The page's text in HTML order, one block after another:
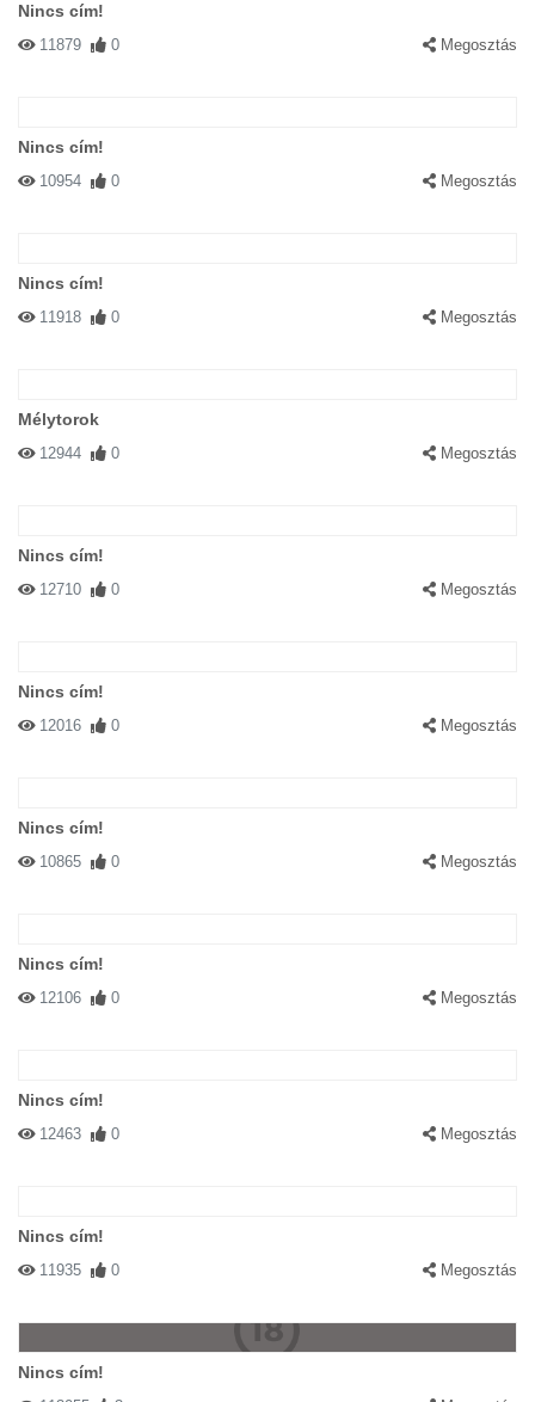
Nincs cím!
11879 0 Megosztás
Nincs cím!
10954 0 Megosztás
Nincs cím!
11918 0 Megosztás
Mélytorok
12944 0 Megosztás
Nincs cím!
12710 0 Megosztás
Nincs cím!
12016 0 Megosztás
Nincs cím!
10865 0 Megosztás
Nincs cím!
12106 0 Megosztás
Nincs cím!
12463 0 Megosztás
Nincs cím!
11935 0 Megosztás
Nincs cím!